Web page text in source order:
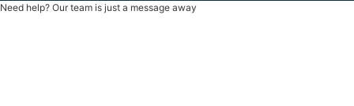
Need help? Our team is just a message away